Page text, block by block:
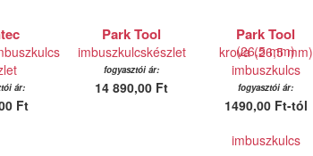
ár:
Ft
Park Tool
imbuszkulcskészlet
fogyasztói ár:
14 890,00 Ft
Park Tool
krova (26,5 mm)
imbuszkulcs
fogyasztói ár:
1490,00 Ft-tól